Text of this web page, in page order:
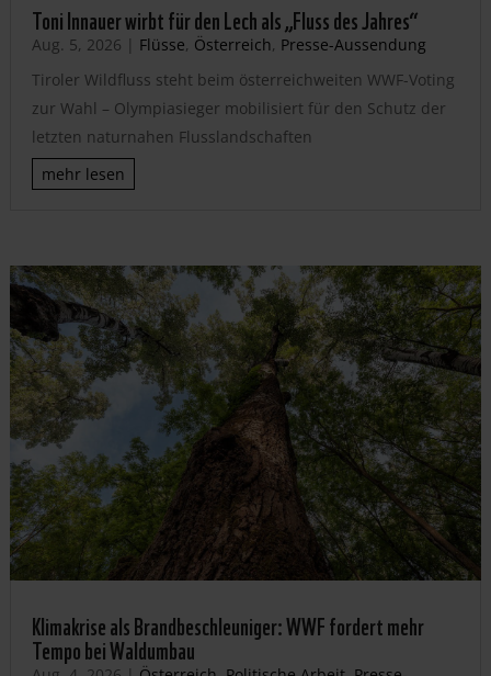
Toni Innauer wirbt für den Lech als „Fluss des Jahres“
Aug. 5, 2026 | Flüsse, Österreich, Presse-Aussendung
Tiroler Wildfluss steht beim österreichweiten WWF-Voting
zur Wahl – Olympiasieger mobilisiert für den Schutz der
letzten naturnahen Flusslandschaften
mehr lesen
Klimakrise als Brandbeschleuniger: WWF fordert mehr
Tempo bei Waldumbau